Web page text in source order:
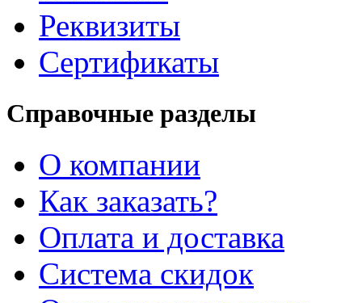
Реквизиты
Сертификаты
Справочные разделы
О компании
Как заказать?
Оплата и доставка
Система скидок